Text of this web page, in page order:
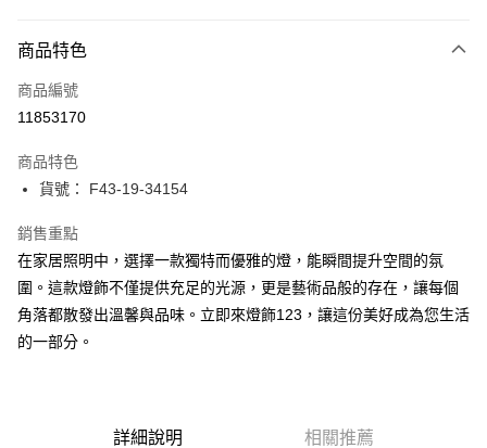
信用卡一次付款
LINE Pay
街口支付
悠遊付
Google Pay
全盈+PAY
AFTEE先享後付
商品特色
商品編號
11853170
商品特色
貨號： F43-19-34154
銷售重點
在家居照明中，選擇一款獨特而優雅的燈，能瞬間提升空間的氛
圍。這款燈飾不僅提供充足的光源，更是藝術品般的存在，讓每個
角落都散發出溫馨與品味。立即來燈飾123，讓這份美好成為您生活
的一部分。
詳細說明 相關推薦